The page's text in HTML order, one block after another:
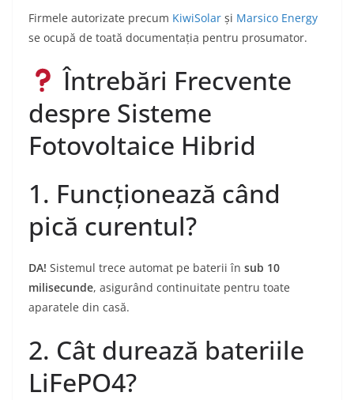
Firmele autorizate precum KiwiSolar și Marsico Energy
se ocupă de toată documentația pentru prosumator.
Întrebări Frecvente
despre Sisteme
Fotovoltaice Hibrid
1. Funcționează când
pică curentul?
DA! Sistemul trece automat pe baterii în sub 10
milisecunde, asigurând continuitate pentru toate
aparatele din casă.
2. Cât durează bateriile
LiFePO4?